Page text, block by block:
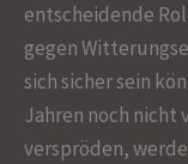
entscheidende
gegen
sich sicher sein
Jahren noch nicht
verspröden,